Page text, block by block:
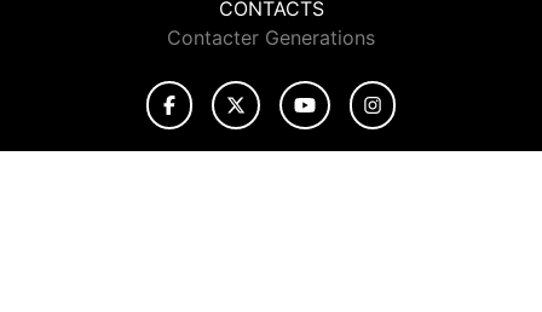
CONTACTS
Contacter Generations